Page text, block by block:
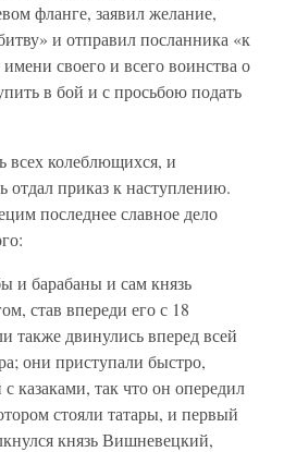
фланге, заявил желание,
и отправил посланника «к
своего и всего воинства о
в бой и с просьбою подать
всех колеблющихся, и
отдал приказ к наступлению.
последнее славное дело
и барабаны и сам князь
став впереди его с 18
также двинулись вперед всей
они приступали быстро,
казаками, так что он опередил
стояли татары, и первый
князь Вишневецкий,